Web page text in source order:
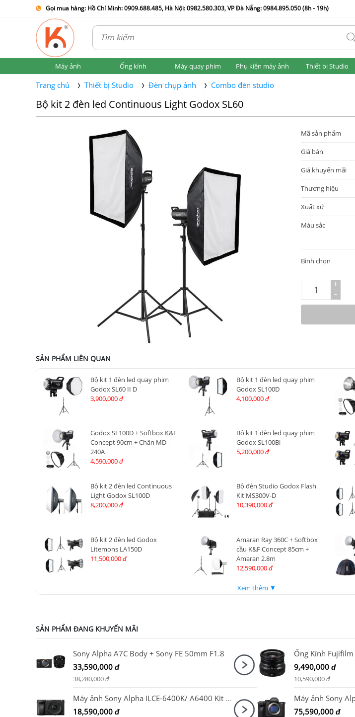
Gọi mua hàng: Hồ Chí Minh: 0909.688.485, Hà Nội: 0982.580.303, VP Đà Nẵng: 0984.895.050 (8h - 19h)
tlk
Máy ảnh Ống kính Máy quay phim Phụ kiện máy ảnh Thiết bị Studio
Trang chủ Thiết bị Studio Đèn chụp ảnh Combo đèn studio
Bộ kit 2 đèn led Continuous Light Godox SL60
Mã sản phẩm
Giá bán
Giá khuyến mãi
Thương hiệu
Xuất xứ
Màu sắc
Bình chọn
+
-
SẢN PHẨM LIÊN QUAN
Bộ kit 1 đèn led quay phim
Godox SL60 II D
3,900,000 đ
Bộ kit 1 đèn led quay phim
Godox SL100D
4,100,000 đ
Godox SL100D + Softbox K&F
Concept 90cm + Chân MD -
240A
4,590,000 đ
Bộ kit 1 đèn led quay phim
Godox SL100Bi
5,200,000 đ
Bộ kit 2 đèn led Continuous
Light Godox SL100D
8,200,000 đ
Bộ đèn Studio Godox Flash
Kit MS300V-D
10,390,000 đ
Bộ kit 2 đèn led Godox
Litemons LA150D
11,500,000 đ
Amaran Ray 360C + Softbox
cầu K&F Concept 85cm +
Amaran 2.8m
12,590,000 đ
Xem thêm ▼
SẢN PHẨM ĐANG KHUYẾN MÃI
Sony Alpha A7C Body + Sony FE 50mm F1.8
33,590,000 đ
38,280,000đ
9,490,000 đ
10,590,000đ
Máy ảnh Sony Alpha ILCE-6400K/ A6400 Kit 16-50mm F3.5-5.6 OSS II
18,590,000 đ
75,590,000 đ